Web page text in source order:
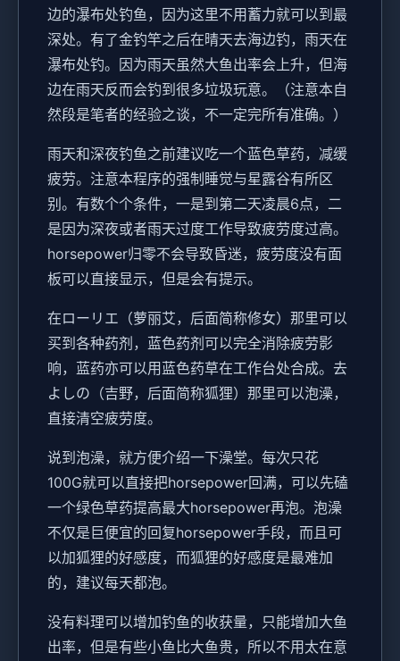
边的瀑布处钓鱼，因为这里不用蓄力就可以到最
深处。有了金钓竿之后在晴天去海边钓，雨天在
瀑布处钓。因为雨天虽然大鱼出率会上升，但海
边在雨天反而会钓到很多垃圾玩意。（注意本自
然段是笔者的经验之谈，不一定完所有准确。）
雨天和深夜钓鱼之前建议吃一个蓝色草药，减缓
疲劳。注意本程序的强制睡觉与星露谷有所区
别。有数个个条件，一是到第二天凌晨6点，二
是因为深夜或者雨天过度工作导致疲劳度过高。
horsepower归零不会导致昏迷，疲劳度没有面
板可以直接显示，但是会有提示。
在ローリエ（萝丽艾，后面简称修女）那里可以
买到各种药剂，蓝色药剂可以完全消除疲劳影
响，蓝药亦可以用蓝色药草在工作台处合成。去
よしの（吉野，后面简称狐狸）那里可以泡澡，
直接清空疲劳度。
说到泡澡，就方便介绍一下澡堂。每次只花
100G就可以直接把horsepower回满，可以先磕
一个绿色草药提高最大horsepower再泡。泡澡
不仅是巨便宜的回复horsepower手段，而且可
以加狐狸的好感度，而狐狸的好感度是最难加
的，建议每天都泡。
没有料理可以增加钓鱼的收获量，只能增加大鱼
出率，但是有些小鱼比大鱼贵，所以不用太在意